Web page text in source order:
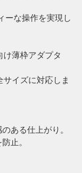
ーな操作を実現し
け薄枠アダプタ
イズに対応しま
ある仕上がり。
止。